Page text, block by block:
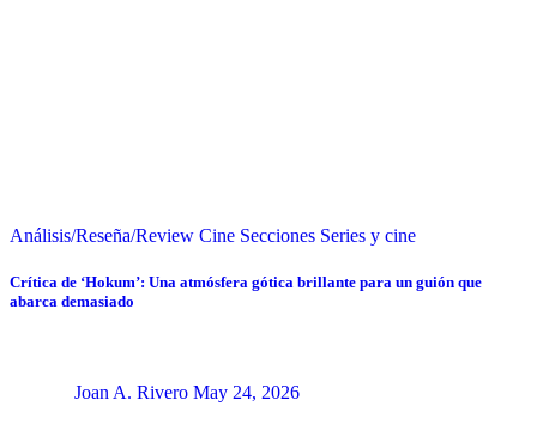
Análisis/Reseña/Review Cine Secciones Series y cine
Crítica de ‘Hokum’: Una atmósfera gótica brillante para un guión que
abarca demasiado
Joan A. Rivero May 24, 2026